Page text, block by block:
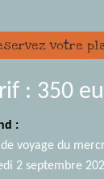
votre
: 350
:
voyage du
2 septembre